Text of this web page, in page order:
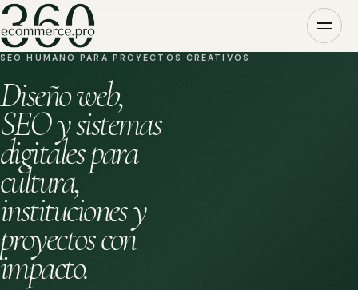
SEO HUMANO PARA PROYECTOS CREATIVOS
Diseño web,
SEO y sistemas
digitales para
cultura,
instituciones y
proyectos con
impacto.